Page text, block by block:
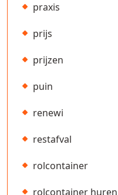
praxis
prijs
prijzen
puin
renewi
restafval
rolcontainer
rolcontainer huren